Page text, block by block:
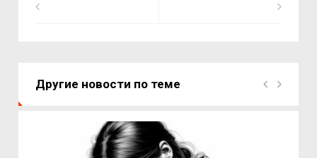
Другие новости по теме